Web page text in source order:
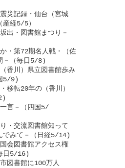
災記録・仙台（宮城
経5/5）
出・図書館まつり－
・第72期名人戦・（佐
－（毎日5/8)
香川）県立図書館歩み
5/9)
移転20年の（香川）
言－（四国5/
・交流図書館知って
でみて－（日経5/14)
会図書館アクセス権
日5/16)
図書館に100万人